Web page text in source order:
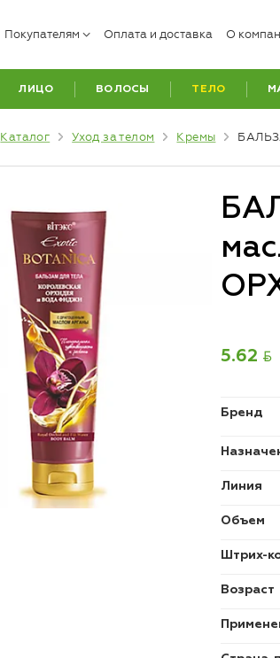
Покупателям Оплата и доставка О
ЛИЦО ВОЛОСЫ ТЕЛО
Каталог Уход за телом Кремы
5.62 BYN
Бренд
Линия
Объем
Штрих-
Возраст